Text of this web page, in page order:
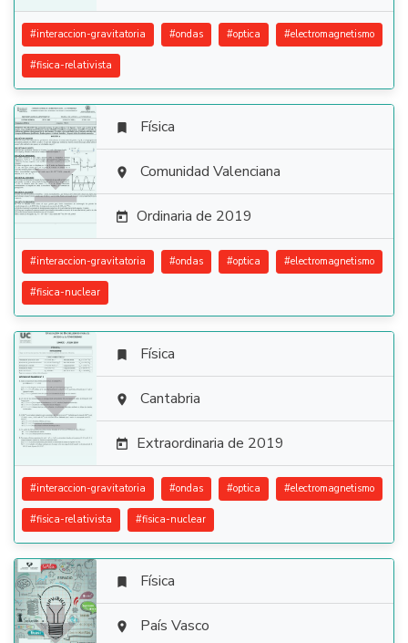
#interaccion-gravitatoria #ondas #optica #electromagnetismo
#fisica-relativista

 Física
 Comunidad Valenciana
 Ordinaria de 2019
#interaccion-gravitatoria #ondas #optica #electromagnetismo
#fisica-nuclear

 Física
 Cantabria
 Extraordinaria de 2019
#interaccion-gravitatoria #ondas #optica #electromagnetismo
#fisica-relativista #fisica-nuclear
 Física
 País Vasco